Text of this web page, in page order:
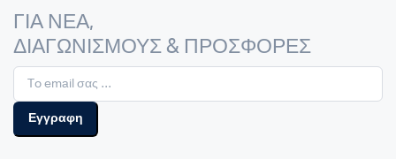
ΓΙΑ ΝΕΑ,
ΔΙΑΓΩΝΙΣΜΟΥΣ & ΠΡΟΣΦΟΡΕΣ